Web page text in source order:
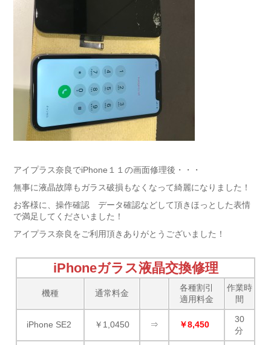
アイプラス奈良でiPhone１１の画面修理後・・・
無事に液晶故障もガラス破損もなくなって綺麗になりました！
お客様に、操作確認 データ確認などして頂きほっとした表情
で満足してくださいました！
アイプラス奈良をご利用頂きありがとうございました！
iPhoneガラス液晶交換修理
機種 通常料金
各種割引
適用料金
作業時
間
iPhone SE2 ￥1,0450 ⇒ ￥8,450
30
分